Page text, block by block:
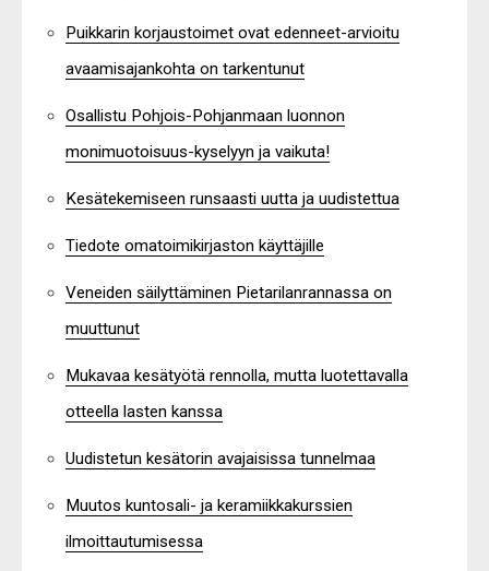
Puikkarin korjaustoimet ovat edenneet-arvioitu
avaamisajankohta on tarkentunut
Osallistu Pohjois-Pohjanmaan luonnon
monimuotoisuus-kyselyyn ja vaikuta!
Kesätekemiseen runsaasti uutta ja uudistettua
Tiedote omatoimikirjaston käyttäjille
Veneiden säilyttäminen Pietarilanrannassa on
muuttunut
Mukavaa kesätyötä rennolla, mutta luotettavalla
otteella lasten kanssa
Uudistetun kesätorin avajaisissa tunnelmaa
Muutos kuntosali- ja keramiikkakurssien
ilmoittautumisessa